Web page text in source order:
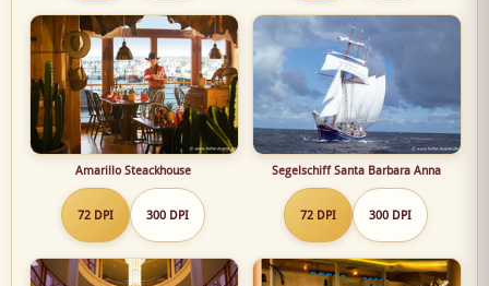
Amarillo Steackhouse
72 DPI 300 DPI
Segelschiff Santa Barbara Anna
72 DPI 300 DPI